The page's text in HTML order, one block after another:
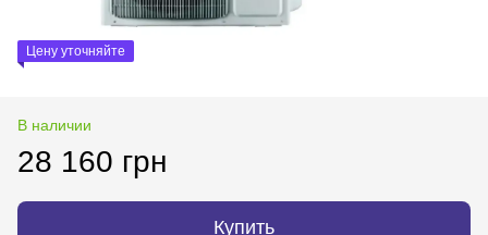
Цену уточняйте
В наличии
28 160 грн
Купить